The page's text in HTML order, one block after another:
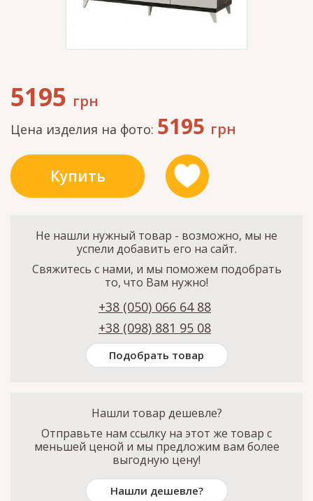
5195 грн
Цена изделия на фото: 5195 грн
Купить
Не нашли нужный товар - возможно, мы не
успели добавить его на сайт.
Свяжитесь с нами, и мы поможем подобрать
то, что Вам нужно!
+38 (050) 066 64 88
+38 (098) 881 95 08
Подобрать товар
Нашли товар дешевле?
Отправьте нам ссылку на этот же товар с
меньшей ценой и мы предложим вам более
выгодную цену!
Нашли дешевле?